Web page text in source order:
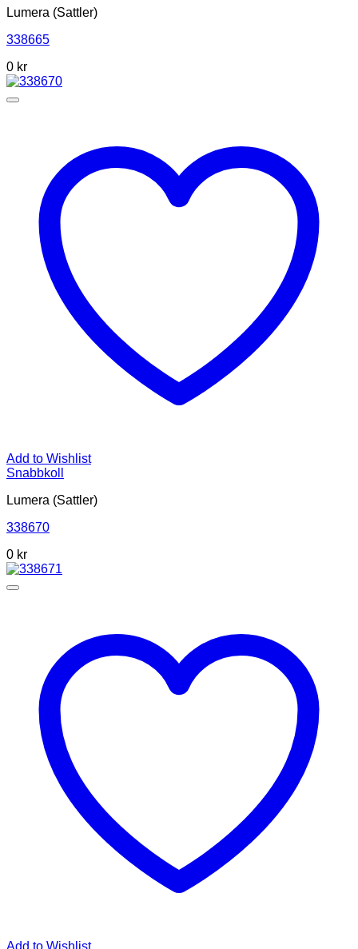
Lumera (Sattler)
338665
0 kr
Add to Wishlist
Snabbkoll
Lumera (Sattler)
338670
0 kr